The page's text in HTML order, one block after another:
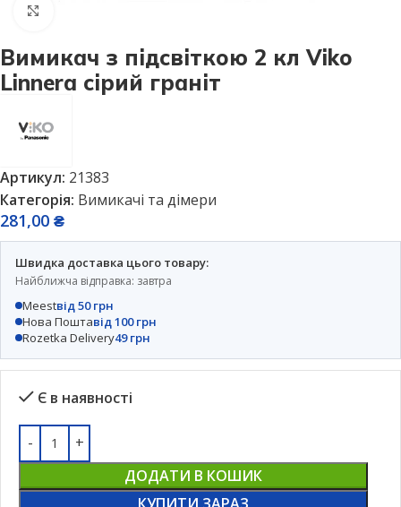
Вимикач з підсвіткою 2 кл Viko
Linnera сірий граніт
Артикул: 21383
Категорія: Вимикачі та дімери
281,00 ₴
Швидка доставка цього товару:
Найближча відправка: завтра
Meestвід 50 грн
Нова Поштавід 100 грн
Rozetka Delivery49 грн
Є в наявності
ДОДАТИ В КОШИК
КУПИТИ ЗАРАЗ